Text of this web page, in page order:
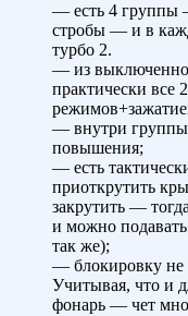
— есть 4 группы
стробы — и в
турбо 2.
— из
практически все
— внутри группы
повышения;
— есть
приоткрутить
закрутить —
и можно
так же);
— блокировку не
Учитывая, что и
фонарь — чет